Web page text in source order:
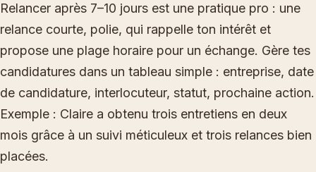
Relancer après 7–10 jours est une pratique pro : une
relance courte, polie, qui rappelle ton intérêt et
propose une plage horaire pour un échange. Gère tes
candidatures dans un tableau simple : entreprise, date
de candidature, interlocuteur, statut, prochaine action.
Exemple : Claire a obtenu trois entretiens en deux
mois grâce à un suivi méticuleux et trois relances bien
placées.